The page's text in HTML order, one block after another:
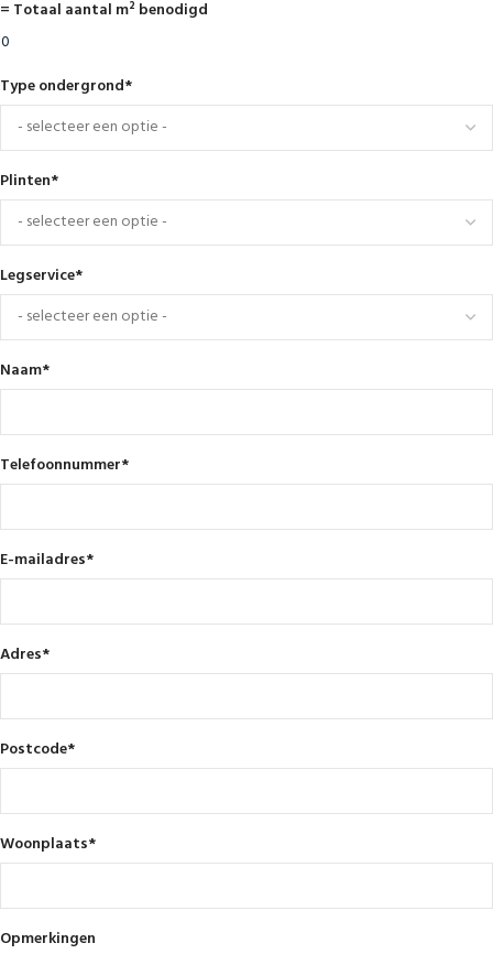
= Totaal aantal m² benodigd
Type ondergrond*
Plinten*
Legservice*
Naam*
Telefoonnummer*
E-mailadres*
Adres*
Postcode*
Woonplaats*
Opmerkingen